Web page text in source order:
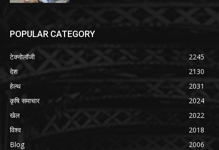
POPULAR CATEGORY
टेक्नोलॉजी
2245
देश
2130
हेल्थ
2031
कृषि समाचार
2024
खेल
2022
विश्व
2018
Blog
2006